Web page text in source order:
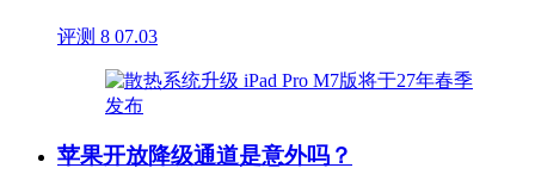
评测 8 07.03
苹果开放降级通道是意外吗？